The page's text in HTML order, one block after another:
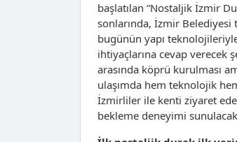
başlatılan “Nostaljik İzmir
sonlarında, İzmir Belediyesi
bugünün yapı
ihtiyaçlarına cevap verecek
arasında köprü kurulması
ulaşımda hem teknolojik
İzmirliler ile kenti ziyaret
bekleme deneyimi